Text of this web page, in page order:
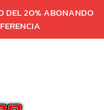
DEL 20% ABONANDO